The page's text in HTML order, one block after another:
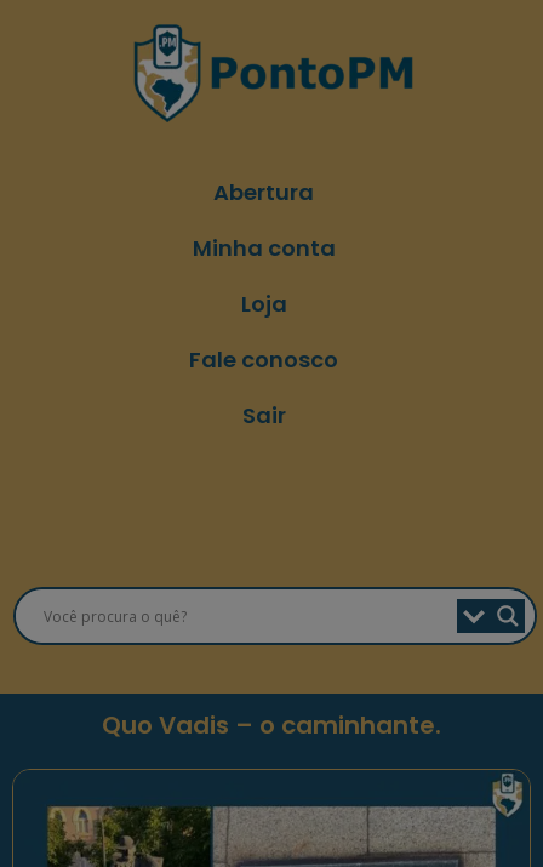
Abertura
Minha conta
Loja
Fale conosco
Sair
Quo Vadis – o caminhante.